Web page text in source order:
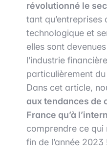
révolutionné le
tant qu’entreprises
technologique et
elles sont
l’industrie
particulièrement
Dans cet article,
aux tendances de
France qu’à
comprendre ce qui
fin de l’année 2023